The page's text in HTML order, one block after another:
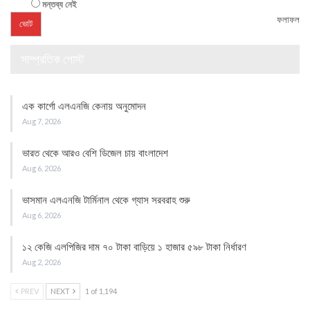
মন্তব্য নেই
ফলাফল
এক কার্গো এলএনজি কেনায় অনুমোদন
Aug 7, 2026
ভারত থেকে আরও বেশি ডিজেল চায় বাংলাদেশ
Aug 6, 2026
ভাসমান এলএনজি টার্মিনাল থেকে গ্যাস সরবরাহ শুরু
Aug 6, 2026
১২ কেজি এলপিজির দাম ৭০ টাকা বাড়িয়ে ১ হাজার ৫৯৮ টাকা নির্ধারণ
Aug 2, 2026
PREV NEXT 1 of 1,194